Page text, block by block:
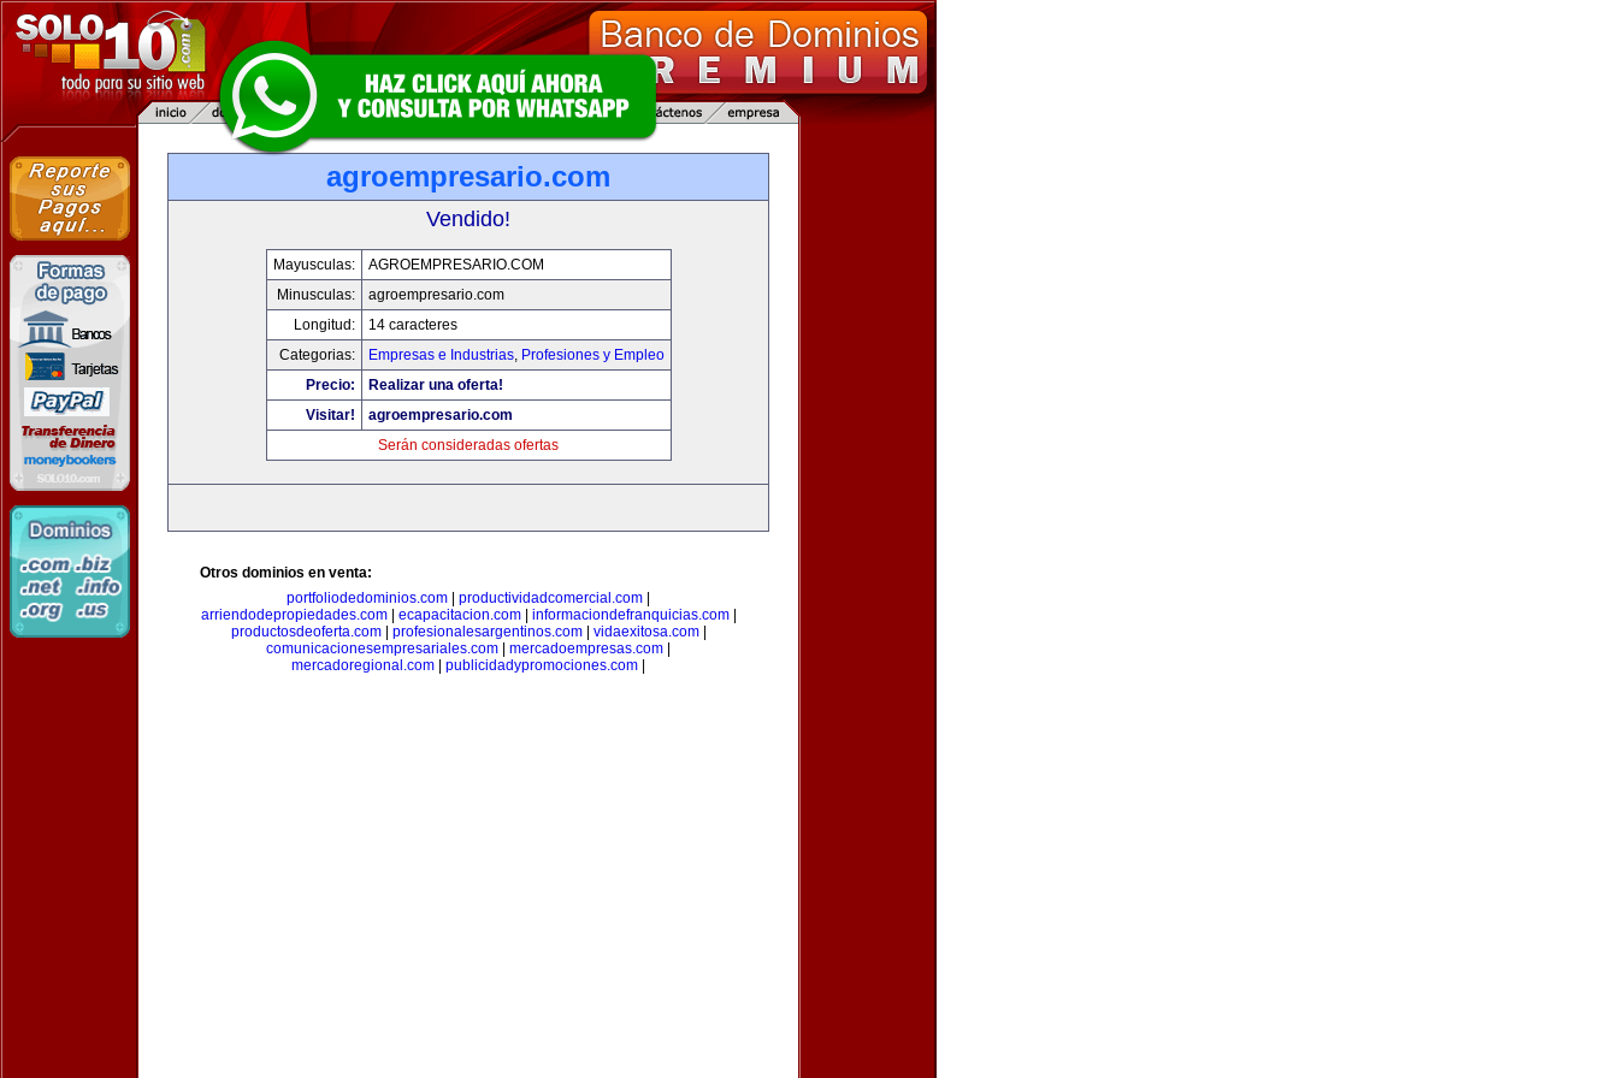
agroempresario.com
Vendido!
Mayusculas:
AGROEMPRESARIO.COM
Minusculas:
agroempresario.com
Longitud:
14 caracteres
Categorias:
Empresas e Industrias, Profesiones y Empleo
Precio:
Realizar una oferta!
Visitar!
agroempresario.com
Serán consideradas ofertas
Otros dominios en venta:
portfoliodedominios.com
productividadcomercial.com
arriendodepropiedades.com| ecapacitacion.com| informaciondefranquicias.com|
productosdeoferta.com| profesionalesargentinos.com| vidaexitosa.com|
comunicacionesempresariales.com
mercadoempresas.com
mercadoregional.com
publicidadypromociones.com